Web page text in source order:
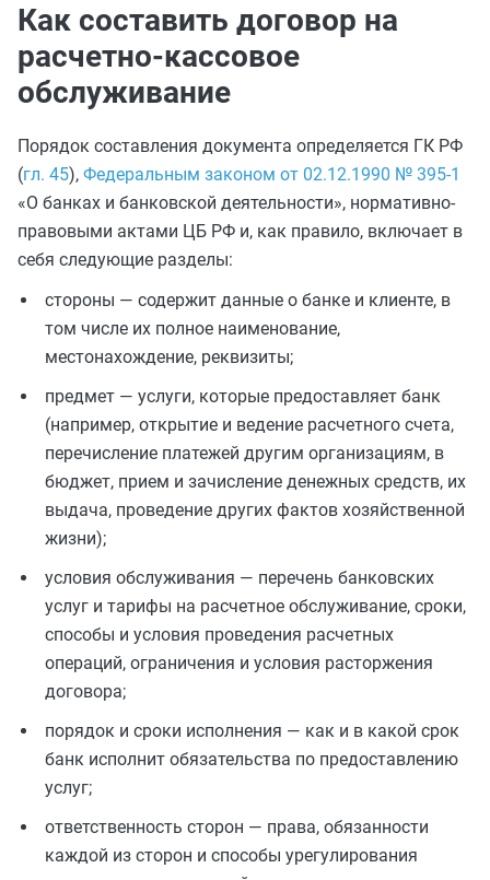
Как составить договор на
расчетно-кассовое
обслуживание
Порядок составления документа определяется ГК РФ
(гл. 45), Федеральным законом от 02.12.1990 № 395-1
«О банках и банковской деятельности», нормативно-
правовыми актами ЦБ РФ и, как правило, включает в
себя следующие разделы:
стороны — содержит данные о банке и клиенте, в
том числе их полное наименование,
местонахождение, реквизиты;
предмет — услуги, которые предоставляет банк
(например, открытие и ведение расчетного счета,
перечисление платежей другим организациям, в
бюджет, прием и зачисление денежных средств, их
выдача, проведение других фактов хозяйственной
жизни);
условия обслуживания — перечень банковских
услуг и тарифы на расчетное обслуживание, сроки,
способы и условия проведения расчетных
операций, ограничения и условия расторжения
договора;
порядок и сроки исполнения — как и в какой срок
банк исполнит обязательства по предоставлению
услуг;
ответственность сторон — права, обязанности
каждой из сторон и способы урегулирования